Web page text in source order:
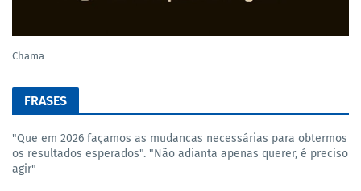
Chama
FRASES
"Que em 2026 façamos as mudancas necessárias para obtermos
os resultados esperados". "Não adianta apenas querer, é preciso
agir"